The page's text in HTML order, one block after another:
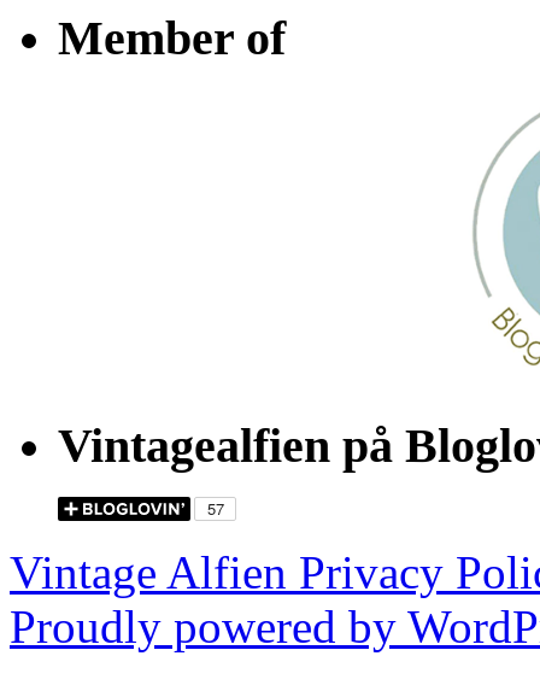
Member of
Vintagealfien på
Vintage Alfien Privacy
Proudly powered by